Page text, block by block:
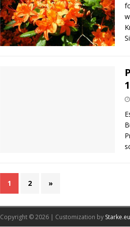
1 2 »
Copyright © 2026 | Customization by Starke.eu